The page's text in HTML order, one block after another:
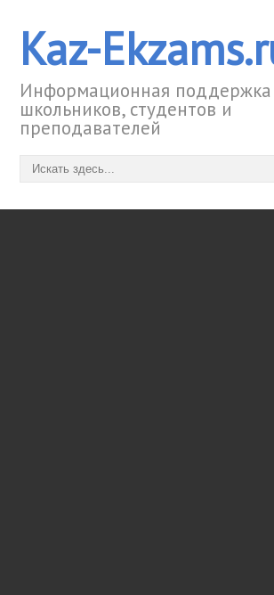
Kaz-
Информационная поддержка
школьников, студентов и
преподавателей